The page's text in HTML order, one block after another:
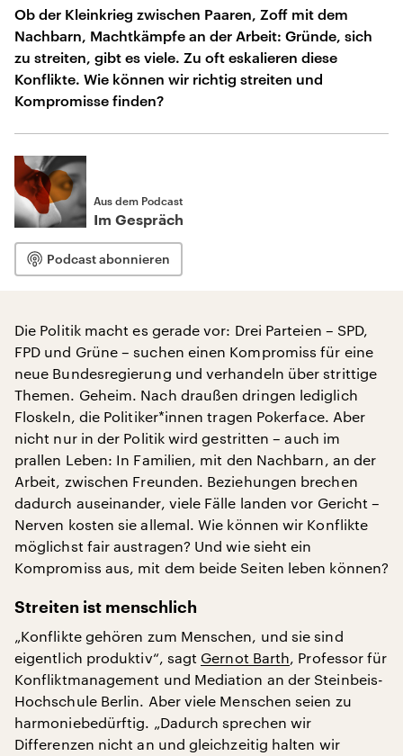
Ob der Kleinkrieg zwischen Paaren, Zoff mit dem
Nachbarn, Machtkämpfe an der Arbeit: Gründe, sich
zu streiten, gibt es viele. Zu oft eskalieren diese
Konflikte. Wie können wir richtig streiten und
Kompromisse finden?
Aus dem Podcast
Im Gespräch
Podcast abonnieren
Die Politik macht es gerade vor: Drei Parteien – SPD,
FPD und Grüne – suchen einen Kompromiss für eine
neue Bundesregierung und verhandeln über strittige
Themen. Geheim. Nach draußen dringen lediglich
Floskeln, die Politiker*innen tragen Pokerface. Aber
nicht nur in der Politik wird gestritten – auch im
prallen Leben: In Familien, mit den Nachbarn, an der
Arbeit, zwischen Freunden. Beziehungen brechen
dadurch auseinander, viele Fälle landen vor Gericht –
Nerven kosten sie allemal. Wie können wir Konflikte
möglichst fair austragen? Und wie sieht ein
Kompromiss aus, mit dem beide Seiten leben können?
Streiten ist menschlich
„Konflikte gehören zum Menschen, und sie sind
eigentlich produktiv“, sagt Gernot Barth, Professor für
Konfliktmanagement und Mediation an der Steinbeis-
Hochschule Berlin. Aber viele Menschen seien zu
harmoniebedürftig. „Dadurch sprechen wir
Differenzen nicht an und gleichzeitig halten wir